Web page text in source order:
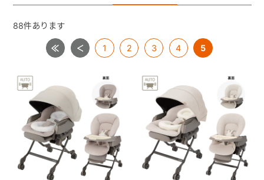
88件あります
1 2 3 4 5